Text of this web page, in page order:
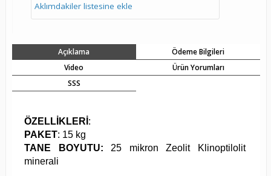
Aklımdakiler listesine ekle
Açıklama
Ödeme Bilgileri
Video
Ürün Yorumları
SSS
ÖZELLİKLERİ :
PAKET: 15 kg
TANE BOYUTU: 25 mikron Zeolit Klinoptilolit
minerali